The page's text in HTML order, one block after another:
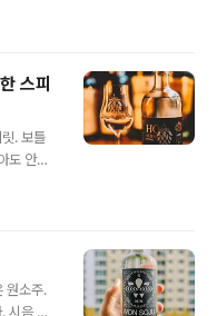
스피
. 보틀
도 안보
먹어본
사람에
다. 인스
원소주.
시음 결